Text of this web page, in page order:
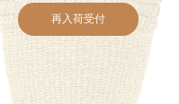
再入荷受付